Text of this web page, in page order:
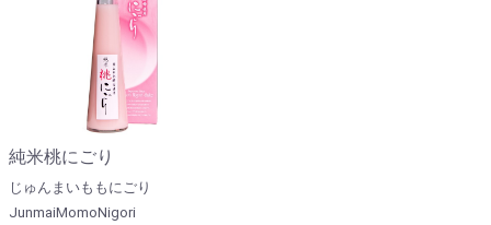
純米桃にごり
じゅんまいももにごり
JunmaiMomoNigori